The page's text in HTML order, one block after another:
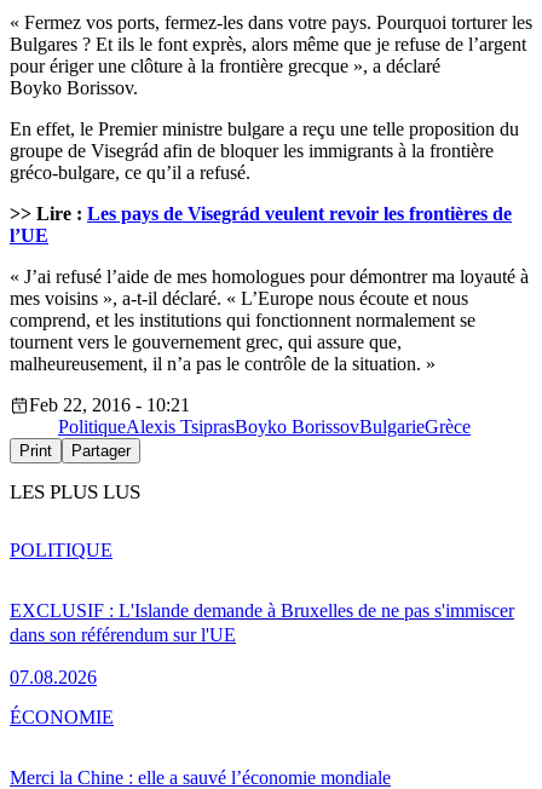
« Fermez vos ports, fermez-les dans votre pays. Pourquoi torturer les
Bulgares ? Et ils le font exprès, alors même que je refuse de l’argent
pour ériger une clôture à la frontière grecque », a déclaré
Boyko Borissov.
En effet, le Premier ministre bulgare a reçu une telle proposition du
groupe de Visegrád afin de bloquer les immigrants à la frontière
gréco-bulgare, ce qu’il a refusé.
>> Lire : Les pays de Visegrád veulent revoir les frontières de
l’UE
« J’ai refusé l’aide de mes homologues pour démontrer ma loyauté à
mes voisins », a-t-il déclaré. « L’Europe nous écoute et nous
comprend, et les institutions qui fonctionnent normalement se
tournent vers le gouvernement grec, qui assure que,
malheureusement, il n’a pas le contrôle de la situation. »
Feb 22, 2016 - 10:21
PolitiqueAlexis TsiprasBoyko BorissovBulgarieGrèce
Print Partager
LES PLUS LUS
EXCLUSIF : L'Islande demande à Bruxelles de ne pas s'immiscer
dans son référendum sur l'UE
07.08.2026
POLITIQUE
Merci la Chine : elle a sauvé l’économie mondiale
ÉCONOMIE